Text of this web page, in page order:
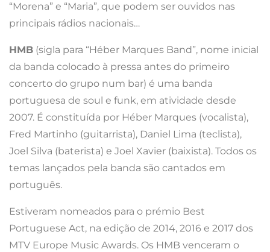
“Morena” e “Maria”, que podem ser ouvidos nas
principais rádios nacionais…
HMB (sigla para “Héber Marques Band”, nome inicial
da banda colocado à pressa antes do primeiro
concerto do grupo num bar) é uma banda
portuguesa de soul e funk, em atividade desde
2007. É constituída por Héber Marques (vocalista),
Fred Martinho (guitarrista), Daniel Lima (teclista),
Joel Silva (baterista) e Joel Xavier (baixista). Todos os
temas lançados pela banda são cantados em
português.
Estiveram nomeados para o prémio Best
Portuguese Act, na edição de 2014, 2016 e 2017 dos
MTV Europe Music Awards. Os HMB venceram o